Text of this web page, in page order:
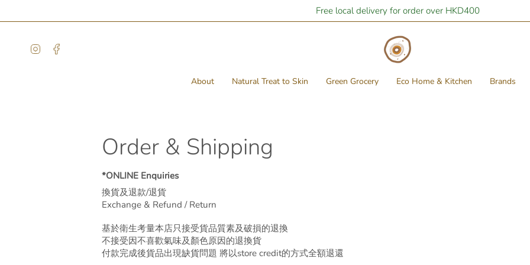
Free local delivery for order over HKD400
Instagram
About Natural Treat to Skin Green Grocery Eco Home & Kitchen Brands
Order & Shipping
*ONLINE Enquiries
換貨及退款/退貨
Exchange & Refund / Return
基於衛生考量本店只接受貨品質素及破損的退換
不接受因不喜歡氣味及顏色原因的退換貨
付款完成後貨品出現缺貨問題 將以store credit的方式全額退還